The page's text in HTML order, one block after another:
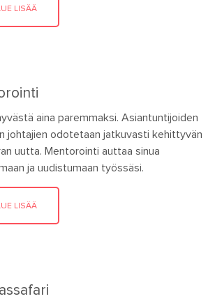
LISÄÄ
aina paremmaksi. Asiantuntijoiden
johtajien odotetaan jatkuvasti kehittyvän
uutta. Mentorointi auttaa sinua
ja uudistumaan työssäsi.
LISÄÄ